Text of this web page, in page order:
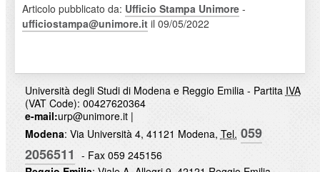
Articolo pubblicato da: Ufficio Stampa Unimore-
ufficiostampa@unimore.itil 09/05/2022
Università degli Studi di Modena e Reggio Emilia - Partita IVA
(VAT Code): 00427620364
e-mail:urp@unimore.it|
Modena: Via Università 4, 41121 Modena, Tel. 059
2056511 - Fax 059 245156